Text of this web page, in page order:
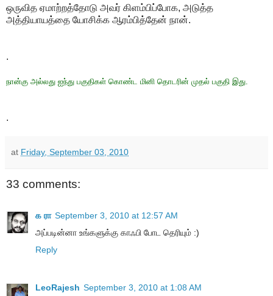
ஒருவித ஏமாற்றத்தோடு அவர் கிளம்பிப்போக, அடுத்த
அத்தியாயத்தை யோசிக்க ஆரம்பித்தேன் நான்.
.
நான்கு அல்லது ஐந்து பகுதிகள் கொண்ட மினி தொடரின் முதல் பகுதி இது.
.
at Friday, September 03, 2010
33 comments:
க ரா September 3, 2010 at 12:57 AM
அப்படின்னா உங்களுக்கு காஃபி போட தெரியும் :)
Reply
LeoRajesh September 3, 2010 at 1:08 AM